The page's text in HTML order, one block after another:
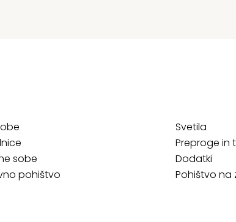
sobe
pohištvo
Svetila
Preproge in
Dodatki
Pohištvo na